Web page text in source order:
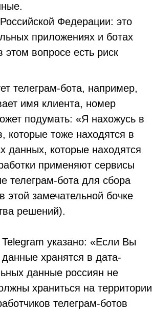
Федерации: это
приложениях и ботах
этом вопросе есть риск
телеграм-бота, например,
имя клиента, номер
подумать: «Я нахожусь в
которые тоже находятся в
которые находятся
применяют сервисы
телеграм-бота для сбора
этой замечательной бочке
решений).
указано: «Если Вы
хранятся в дата-
данные россиян не
храниться на территории
телеграм-ботов